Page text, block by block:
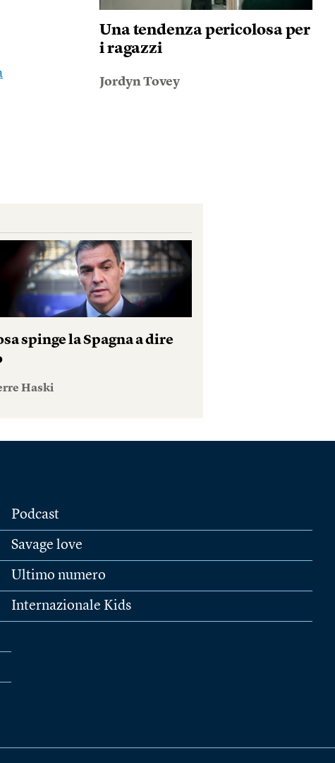
Una tendenza pericolosa per
i ragazzi
Jordyn Tovey
spinge la Spagna a dire
Haski
Podcast
Savage love
Ultimo numero
Internazionale Kids